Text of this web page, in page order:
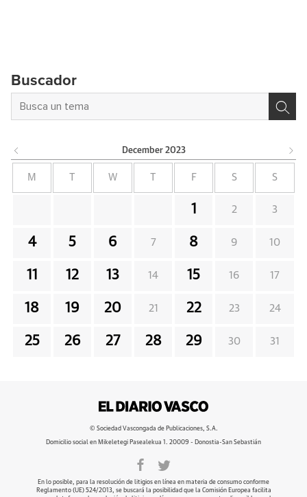
Buscador
December 2023
M W F S S
1 2 3
4 5 6 7 8 9 10
11 12 13 14 15 16 17
18 19 20 21 22 23 24
25 26 27 28 29 30 31
© Sociedad Vascongada de Publicaciones, S.A.
Domicilio social en Mikeletegi Pasealekua 1. 20009 - Donostia-San Sebastián
En lo posible, para la resolución de litigios en línea en materia de consumo conforme
Reglamento (UE) 524/2013, se buscará la posibilidad que la Comisión Europea facilita